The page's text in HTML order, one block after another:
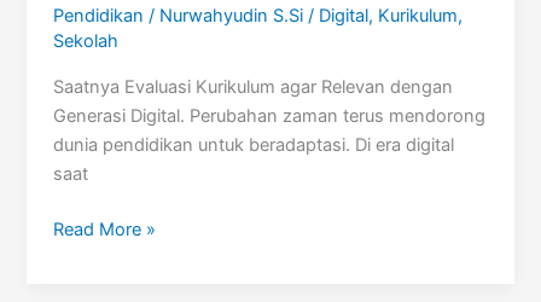
Pendidikan / Nurwahyudin S.Si/ Digital, Kurikulum,
Sekolah
Saatnya Evaluasi Kurikulum agar Relevan dengan
Generasi Digital. Perubahan zaman terus mendorong
dunia pendidikan untuk beradaptasi. Di era digital
saat
Saatnya
Read More »